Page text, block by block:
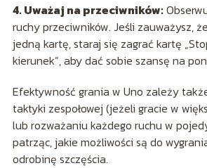
4. Uważaj na przeciwników:
ruchy przeciwników. Jeśli zauważysz,
jedną kartę, staraj się zagrać kartę
kierunek”, aby dać sobie szansę na
Efektywność grania w Uno zależy
taktyki zespołowej (jeżeli gracie w
lub rozważaniu każdego ruchu w
patrząc, jakie możliwości są do
odrobinę szczęścia.